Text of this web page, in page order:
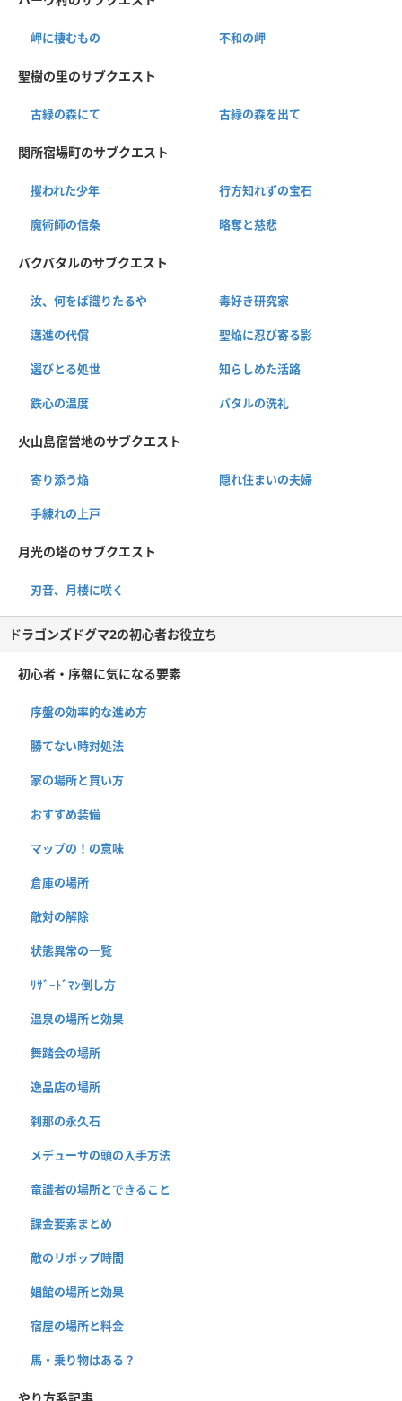
岬に棲むもの 不和の岬
聖樹の里のサブクエスト
古緑の森にて 古緑の森を出て
関所宿場町のサブクエスト
攫われた少年 行方知れずの宝石
魔術師の信条 略奪と慈悲
バクバタルのサブクエスト
汝、何をば識りたるや 毒好き研究家
邁進の代償 聖焔に忍び寄る影
選びとる処世 知らしめた活路
鉄心の温度 バタルの洗礼
火山島宿営地のサブクエスト
寄り添う焔 隠れ住まいの夫婦
手練れの上戸
月光の塔のサブクエスト
刃音、月楼に咲く
ドラゴンズドグマ2の初心者お役立ち
初心者・序盤に気になる要素
序盤の効率的な進め方
勝てない時対処法
家の場所と買い方
おすすめ装備
マップの！の意味
倉庫の場所
敵対の解除
状態異常の一覧
ﾘｻﾞｰﾄﾞﾏﾝ倒し方
温泉の場所と効果
舞踏会の場所
逸品店の場所
刹那の永久石
メデューサの頭の入手方法
竜識者の場所とできること
課金要素まとめ
敵のリポップ時間
娼館の場所と効果
宿屋の場所と料金
馬・乗り物はある？